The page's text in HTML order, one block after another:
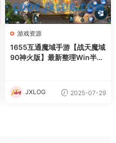
游戏资源
1655互通魔域手游【战天魔域
90神火版】最新整理Win半手
频教程JXLOG 2025-07-29